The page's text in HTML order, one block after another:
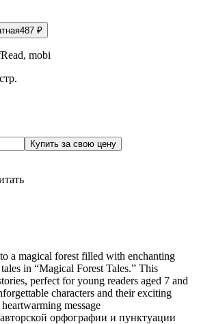
487 ₽
mobi
Купить за свою цену
a magical forest filled with enchanting
in “Magical Forest Tales.” This
perfect for young readers aged 7 and
characters and their exciting
message
орфографии и пунктуации